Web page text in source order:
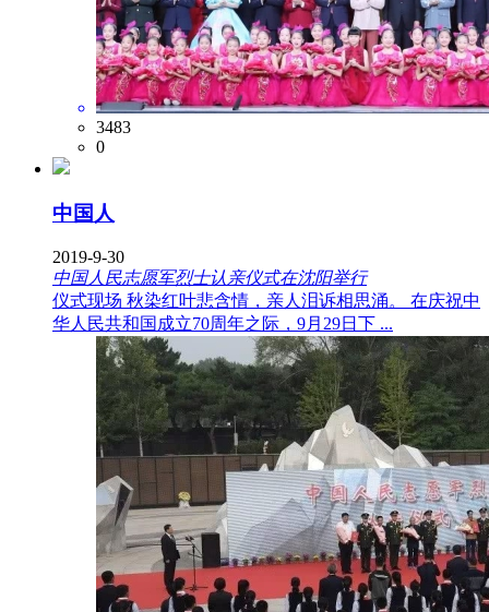
3483
0
中国人
2019-9-30
中国人民志愿军烈士认亲仪式在沈阳举行
仪式现场 秋染红叶悲含情，亲人泪诉相思涌。 在庆祝中
华人民共和国成立70周年之际，9月29日下 ...